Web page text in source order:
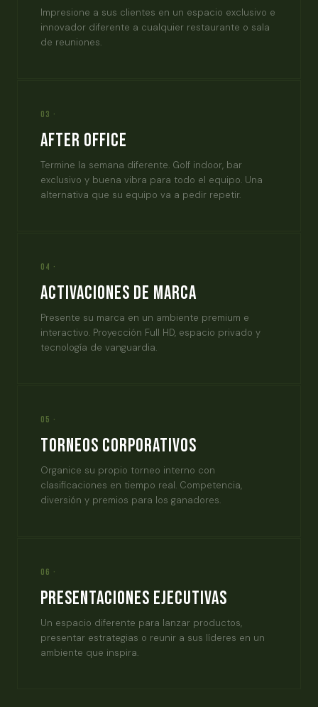
Impresione a sus clientes en un espacio exclusivo e
innovador diferente a cualquier restaurante o sala
de reuniones.
03 ·
After Office
Termine la semana diferente. Golf indoor, bar
exclusivo y buena vibra para todo el equipo. Una
alternativa que su equipo va a pedir repetir.
04 ·
Activaciones de Marca
Presente su marca en un ambiente premium e
interactivo. Proyección Full HD, espacio privado y
tecnología de vanguardia.
05 ·
Torneos Corporativos
Organice su propio torneo interno con
clasificaciones en tiempo real. Competencia,
diversión y premios para los ganadores.
06 ·
Presentaciones Ejecutivas
Un espacio diferente para lanzar productos,
presentar estrategias o reunir a sus líderes en un
ambiente que inspira.